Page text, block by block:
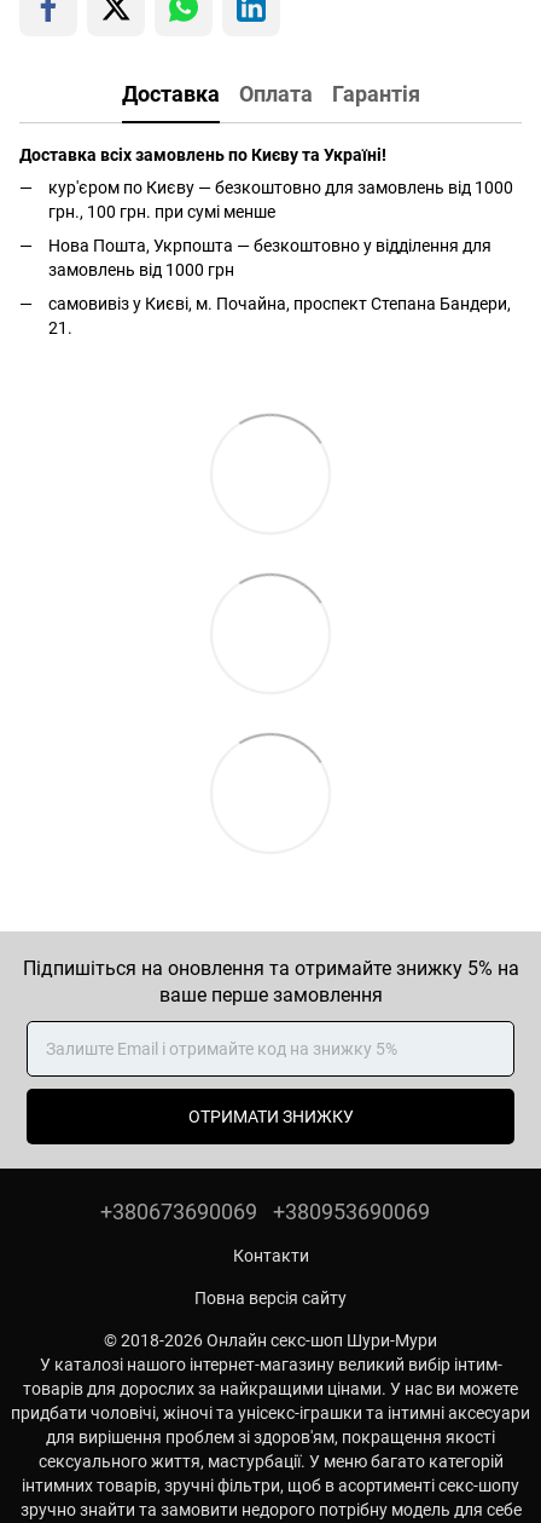
Доставка Оплата Гарантія
Доставка всіх замовлень по Києву та Україні!
кур'єром по Києву — безкоштовно для замовлень від 1000
грн., 100 грн. при сумі менше
Нова Пошта, Укрпошта — безкоштовно у відділення для
замовлень від 1000 грн
самовивіз у Києві, м. Почайна, проспект Степана Бандери,
21.
Підпишіться на оновлення та отримайте знижку 5% на
ваше перше замовлення
ОТРИМАТИ ЗНИЖКУ
+380673690069 +380953690069
Контакти
Повна версія сайту
© 2018-2026 Онлайн секс-шоп Шури-Мури
У каталозі нашого інтернет-магазину великий вибір інтим-
товарів для дорослих за найкращими цінами. У нас ви можете
придбати чоловічі, жіночі та унісекс-іграшки та інтимні аксесуари
для вирішення проблем зі здоров'ям, покращення якості
сексуального життя, мастурбації. У меню багато категорій
інтимних товарів, зручні фільтри, щоб в асортименті секс-шопу
зручно знайти та замовити недорого потрібну модель для себе